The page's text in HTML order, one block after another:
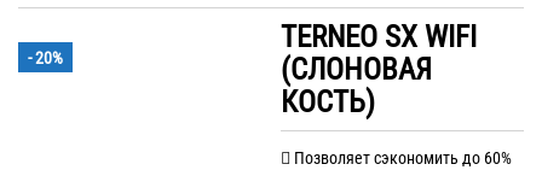
- 20%
TERNEO SX WIFI
(СЛОНОВАЯ
КОСТЬ)
Позволяет сэкономить до 60%